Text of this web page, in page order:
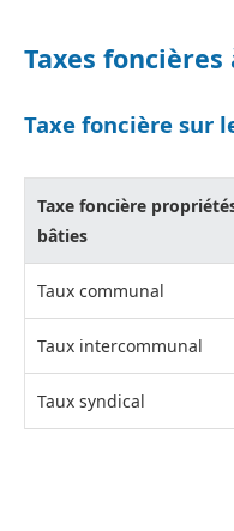
Taxes foncières
Taxe foncière sur
Taxe foncière
bâties
Taux communal
Taux intercommunal
Taux syndical